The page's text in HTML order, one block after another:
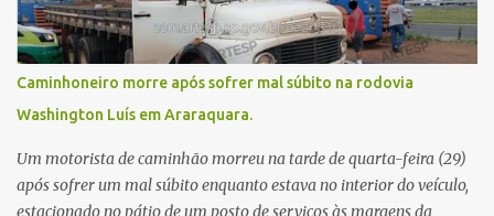
Caminhoneiro morre após sofrer mal súbito na rodovia
Washington Luís em Araraquara.
Um motorista de caminhão morreu na tarde de quarta-feira (29)
após sofrer um mal súbito enquanto estava no interior do veículo,
estacionado no pátio de um posto de serviços às margens da